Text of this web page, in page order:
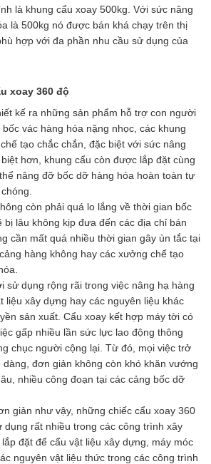
là khung cẩu xoay 500kg. Với sức nâng
là 500kg nó được bán khá chạy trên thị
hợp với đa phần nhu cầu sử dụng của
xoay 360 độ
kế ra những sản phẩm hỗ trợ con người
vác hàng hóa nặng nhọc, các khung
tạo chắc chắn, đặc biệt với sức nâng
hơn, khung cẩu còn được lắp đặt cùng
nâng đỡ bốc dỡ hàng hóa hoàn toàn tự
còn phải quá lo lắng về thời gian bốc
bị lâu không kịp đưa đến các địa chỉ bán
cần mất quá nhiều thời gian gây ùn tắc tại
hàng không hay các xưởng chế tạo
sử dụng rộng rãi trong việc nâng hạ hàng
liệu xây dựng hay các nguyên liệu khác
sản xuất. Cẩu xoay kết hợp máy tời có
gấp nhiều lần sức lực lao động thông
chục người cộng lại. Từ đó, mọi việc trở
dàng, đơn giản không còn khó khăn vướng
nhiều công đoạn tại các cảng bốc dỡ
giản như vậy, những chiếc cẩu xoay 360
dụng rất nhiều trong các công trình xây
đặt để cẩu vật liệu xây dựng, máy móc
nguyên vật liệu thức trong các công trình